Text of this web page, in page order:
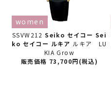
SSVW212 Seiko セイコー Sei
ko セイコー ルキア ルキア LU
KIA Grow
women
販売価格 73,700円(税込)